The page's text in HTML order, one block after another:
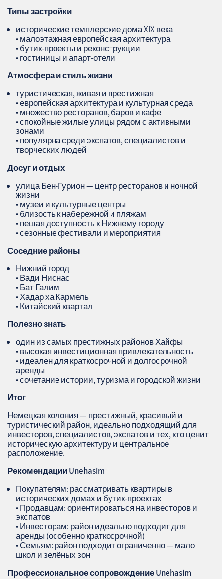
Типы застройки
исторические темплерские дома XIX века
• малоэтажная европейская архитектура
• бутик‑проекты и реконструкции
• гостиницы и апарт‑отели
Атмосфера и стиль жизни
туристическая, живая и престижная
• европейская архитектура и культурная среда
• множество ресторанов, баров и кафе
• спокойные жилые улицы рядом с активными
зонами
• популярна среди экспатов, специалистов и
творческих людей
Досуг и отдых
улица Бен‑Гурион — центр ресторанов и ночной
жизни
• музеи и культурные центры
• близость к набережной и пляжам
• пешая доступность к Нижнему городу
• сезонные фестивали и мероприятия
Соседние районы
Нижний город
• Вади Ниснас
• Бат Галим
• Хадар ха Кармель
• Китайский квартал
Полезно знать
один из самых престижных районов Хайфы
• высокая инвестиционная привлекательность
• идеален для краткосрочной и долгосрочной
аренды
• сочетание истории, туризма и городской жизни
Итог
Немецкая колония — престижный, красивый и
туристический район, идеально подходящий для
инвесторов, специалистов, экспатов и тех, кто ценит
историческую архитектуру и центральное
расположение.
РекомендацииUnehasim
Покупателям: рассматривать квартиры в
исторических домах и бутик‑проектах
• Продавцам: ориентироваться на инвесторов и
экспатов
• Инвесторам: район идеально подходит для
аренды (особенно краткосрочной)
• Семьям: район подходит ограниченно — мало
школ и зелёных зон
Профессиональное сопровождениеUnehasim